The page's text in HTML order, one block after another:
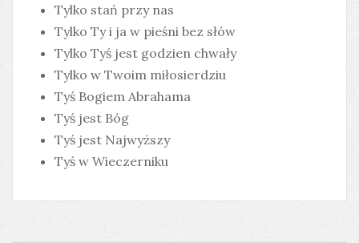
Tylko stań przy nas
Tylko Ty i ja w pieśni bez słów
Tylko Tyś jest godzien chwały
Tylko w Twoim miłosierdziu
Tyś Bogiem Abrahama
Tyś jest Bóg
Tyś jest Najwyższy
Tyś w Wieczerniku